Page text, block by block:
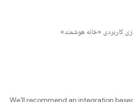
کاربردی «خانه هوشمند»
We’ll recommend an integration